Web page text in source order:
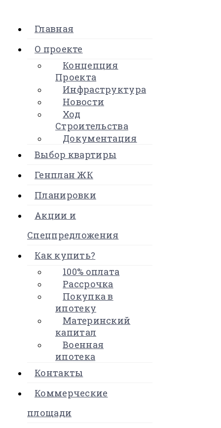
Главная
О проекте
Концепция
Проекта
Инфраструктура
Новости
Ход
Строительства
Документация
Выбор квартиры
Генплан ЖК
Планировки
Акции и
Спецпредложения
Как купить?
100% оплата
Рассрочка
Покупка в
ипотеку
Материнский
капитал
Военная
ипотека
Контакты
Коммерческие
площади